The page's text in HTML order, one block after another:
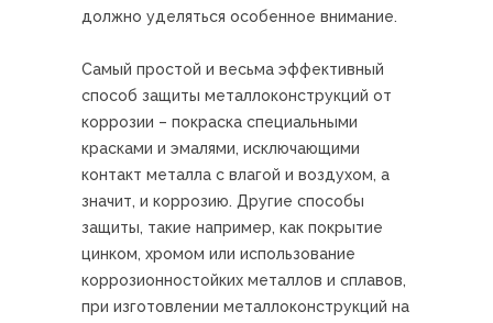
должно уделяться особенное внимание.
Самый простой и весьма эффективный
способ защиты металлоконструкций от
коррозии – покраска специальными
красками и эмалями, исключающими
контакт металла с влагой и воздухом, а
значит, и коррозию. Другие способы
защиты, такие например, как покрытие
цинком, хромом или использование
коррозионностойких металлов и сплавов,
при изготовлении металлоконструкций на